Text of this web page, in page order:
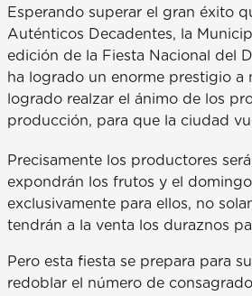
Esperando superar el gran éxito
Auténticos Decadentes, la
edición de la Fiesta Nacional del
ha logrado un enorme prestigio a
logrado realzar el ánimo de los
producción, para que la ciudad
Precisamente los productores
expondrán los frutos y el
exclusivamente para ellos, no
tendrán a la venta los duraznos
Pero esta fiesta se prepara para
redoblar el número de